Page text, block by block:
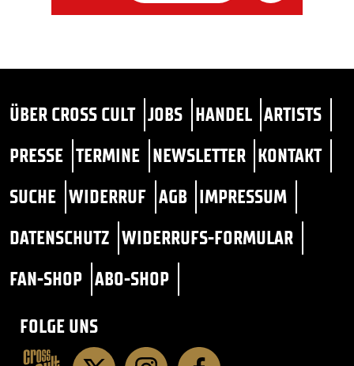
ÜBER CROSS CULT JOBS HANDEL ARTISTS
PRESSE TERMINE NEWSLETTER KONTAKT
SUCHE WIDERRUF AGB IMPRESSUM
DATENSCHUTZ WIDERRUFS-FORMULAR
FAN-SHOP ABO-SHOP
FOLGE UNS